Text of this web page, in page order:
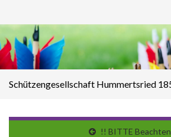
Search for:
Schützengesellschaft Hummertsried
!! BITTE